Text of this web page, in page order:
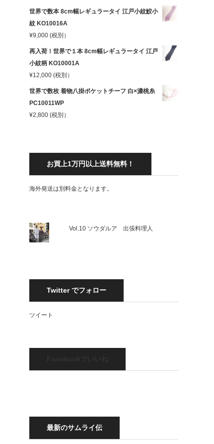
世界で数本 8cm幅レギュラータイ 江戸小紋鮫小
紋 KO10016A
¥9,000 (税別）
再入荷！世界で１本 8cm幅レギュラータイ 江戸
小紋柄 KO10001A
¥12,000 (税別）
世界で数枚 着物八掛ポケットチーフ 白×濃桃糸
PC10011WP
¥2,800 (税別）
お買上1万円以上送料無料！
海外発送は別料金となります。
Vol.10 ソウダルア 出張料理人
Twitter でフォロー
ツイート
最新のサムライ伝